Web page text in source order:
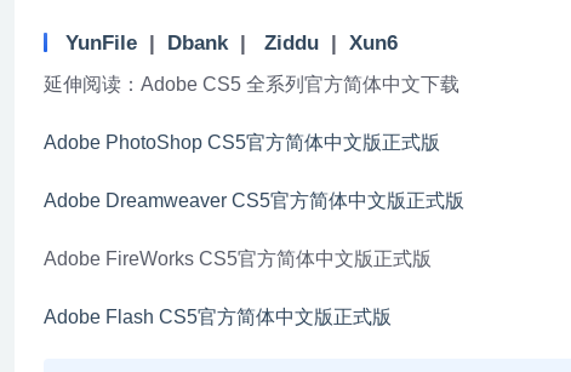
YunFile Dbank| Ziddu Xun6
延伸阅读：Adobe CS5 全系列官方简体中文下载
Adobe PhotoShop CS5官方简体中文版正式版
Adobe Dreamweaver CS5官方简体中文版正式版
Adobe FireWorks CS5官方简体中文版正式版
Adobe Flash CS5官方简体中文版正式版